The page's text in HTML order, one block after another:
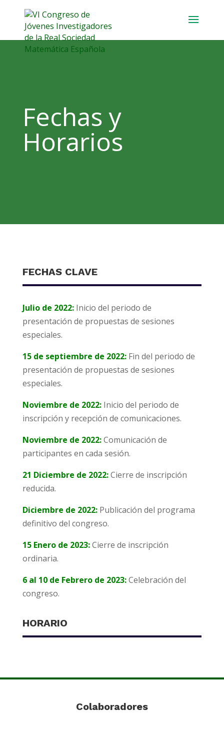
Fechas y
Horarios
FECHAS CLAVE
Julio de 2022: Inicio del periodo de
presentación de propuestas de sesiones
especiales.
15 de septiembre de 2022:Fin del periodo de
presentación de propuestas de sesiones
especiales.
Noviembre de 2022:Inicio del periodo de
inscripción y recepción de comunicaciones.
Noviembre de 2022:Comunicación de
participantes en cada sesión.
21 Diciembre de 2022:Cierre de inscripción
reducida.
Diciembre de 2022:Publicación del programa
definitivo del congreso.
15 Enero de 2023:Cierre de inscripción
ordinaria.
6 al 10 de Febrero de 2023:Celebración del
congreso.
HORARIO
Colaboradores